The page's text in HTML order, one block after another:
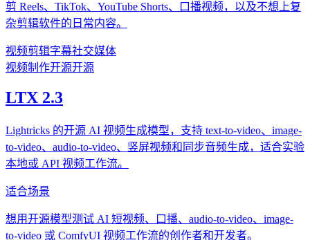
剪 Reels、TikTok、YouTube Shorts、口播视频，以及不想上复
杂剪辑软件的日常内容。
视频剪辑字幕社交媒体
视频制作开源开源
LTX 2.3
Lightricks 的开源 AI 视频生成模型，支持 text-to-video、image-
to-video、audio-to-video、竖屏视频和同步音频生成，适合实验
本地或 API 视频工作流。
适合场景
想用开源模型测试 AI 短视频、口播、audio-to-video、image-
to-video 或 ComfyUI 视频工作流的创作者和开发者。